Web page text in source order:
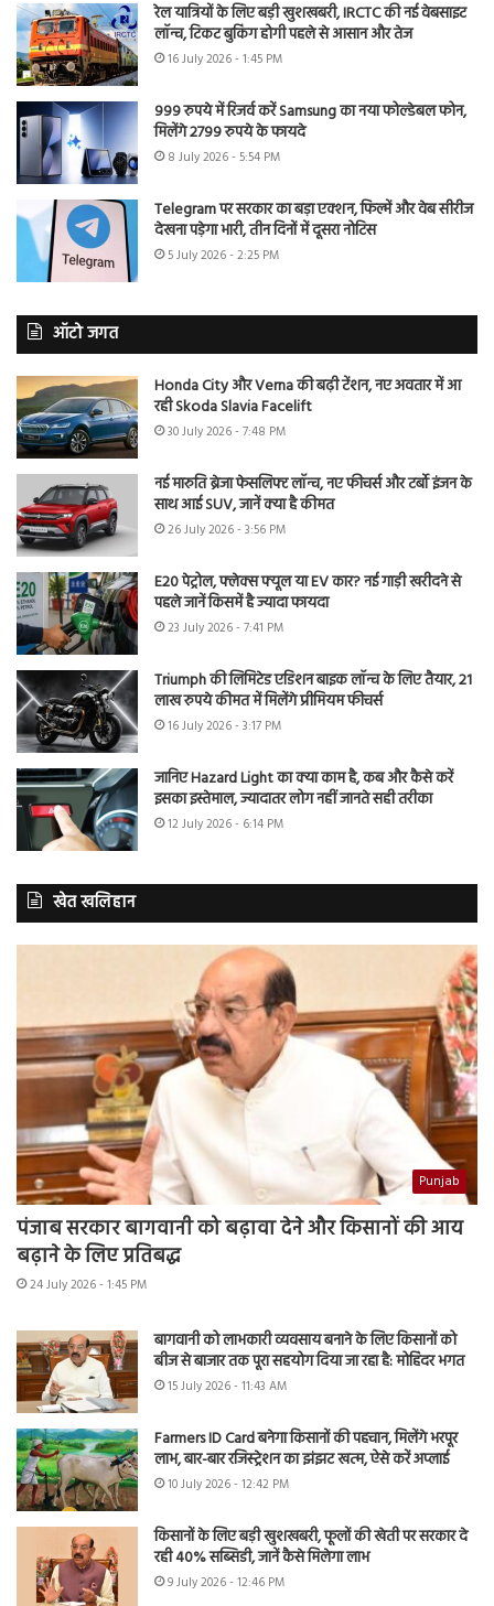
रेल यात्रियों के लिए बड़ी खुशखबरी, IRCTC की नई वेबसाइट
लॉन्च, टिकट बुकिंग होगी पहले से आसान और तेज
16 July 2026 - 1:45 PM
999 रुपये में रिजर्व करें Samsung का नया फोल्डेबल फोन,
मिलेंगे 2799 रुपये के फायदे
8 July 2026 - 5:54 PM
Telegram पर सरकार का बड़ा एक्शन, फिल्में और वेब सीरीज
देखना पड़ेगा भारी, तीन दिनों में दूसरा नोटिस
5 July 2026 - 2:25 PM
ऑटो जगत
Honda City और Verna की बढ़ी टेंशन, नए अवतार में आ
रही Skoda Slavia Facelift
30 July 2026 - 7:48 PM
नई मारुति ब्रेजा फेसलिफ्ट लॉन्च, नए फीचर्स और टर्बो इंजन के
साथ आई SUV, जानें क्या है कीमत
26 July 2026 - 3:56 PM
E20 पेट्रोल, फ्लेक्स फ्यूल या EV कार? नई गाड़ी खरीदने से
पहले जानें किसमें है ज्यादा फायदा
23 July 2026 - 7:41 PM
Triumph की लिमिटेड एडिशन बाइक लॉन्च के लिए तैयार, 21
लाख रुपये कीमत में मिलेंगे प्रीमियम फीचर्स
16 July 2026 - 3:17 PM
जानिए Hazard Light का क्या काम है, कब और कैसे करें
इसका इस्तेमाल, ज्यादातर लोग नहीं जानते सही तरीका
12 July 2026 - 6:14 PM
खेत खलिहान
Punjab
पंजाब सरकार बागवानी को बढ़ावा देने और किसानों की आय
बढ़ाने के लिए प्रतिबद्ध
24 July 2026 - 1:45 PM
बागवानी को लाभकारी व्यवसाय बनाने के लिए किसानों को
बीज से बाजार तक पूरा सहयोग दिया जा रहा है: मोहिंदर भगत
15 July 2026 - 11:43 AM
Farmers ID Card बनेगा किसानों की पहचान, मिलेंगे भरपूर
लाभ, बार-बार रजिस्ट्रेशन का झंझट खत्म, ऐसे करें अप्लाई
10 July 2026 - 12:42 PM
किसानों के लिए बड़ी खुशखबरी, फूलों की खेती पर सरकार दे
रही 40% सब्सिडी, जानें कैसे मिलेगा लाभ
9 July 2026 - 12:46 PM